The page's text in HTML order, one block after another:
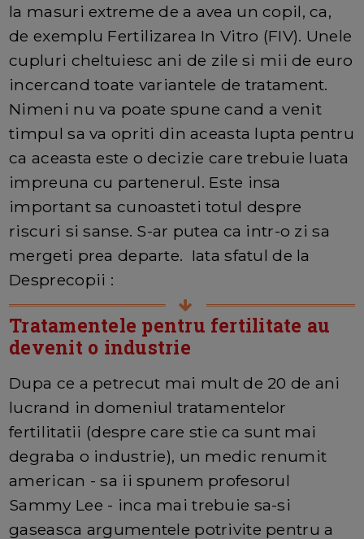
la masuri extreme de a avea un copil, ca,
de exemplu Fertilizarea In Vitro (FIV). Unele
cupluri cheltuiesc ani de zile si mii de euro
incercand toate variantele de tratament.
Nimeni nu va poate spune cand a venit
timpul sa va opriti din aceasta lupta pentru
ca aceasta este o decizie care trebuie luata
impreuna cu partenerul. Este insa
important sa cunoasteti totul despre
riscuri si sanse. S-ar putea ca intr-o zi sa
mergeti prea departe. Iata sfatul de la
Desprecopii :
Tratamentele pentru fertilitate au
devenit o industrie
Dupa ce a petrecut mai mult de 20 de ani
lucrand in domeniul tratamentelor
fertilitatii (despre care stie ca sunt mai
degraba o industrie), un medic renumit
american - sa ii spunem profesorul
Sammy Lee - inca mai trebuie sa-si
gaseasca argumentele potrivite pentru a